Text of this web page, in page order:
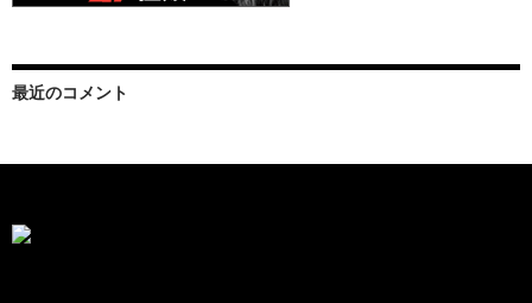
最近のコメント